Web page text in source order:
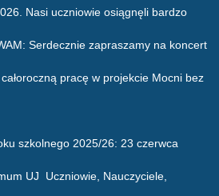
Nasi uczniowie osiągnęli bardzo
: Serdecznie zapraszamy na koncert
pracę w projekcie Mocni bez
szkolnego 2025/26: 23 czerwca
UJ Uczniowie, Nauczyciele,